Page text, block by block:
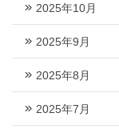
2025年10月
2025年9月
2025年8月
2025年7月